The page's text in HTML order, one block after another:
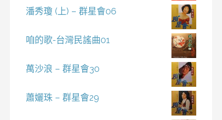
潘秀瓊 (上) – 群星會06
咱的歌-台灣民謠曲01
萬沙浪 – 群星會30
蕭孋珠 – 群星會29